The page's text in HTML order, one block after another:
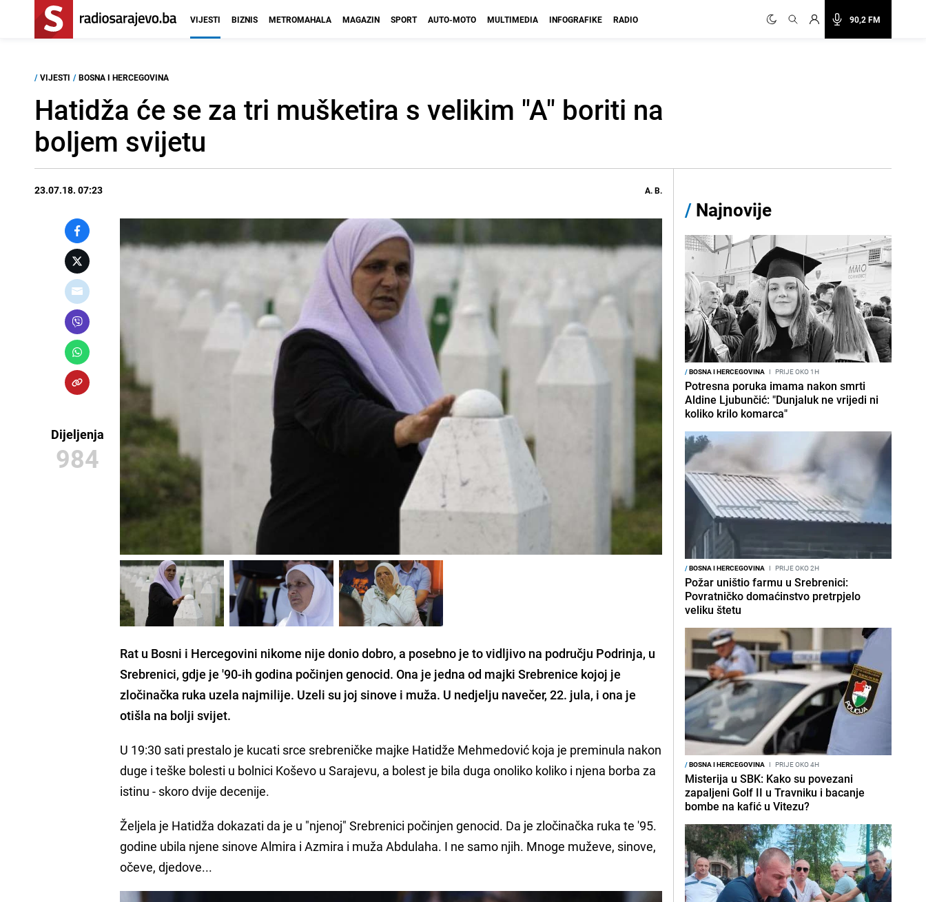
90,2 FM
VIJESTI BIZNIS METROMAHALA MAGAZIN SPORT AUTO-MOTO MULTIMEDIA INFOGRAFIKE RADIO
/ VIJESTI / BOSNA I HERCEGOVINA
Hatidža će se za tri mušketira s velikim "A" boriti na
boljem svijetu
23.07.18. 07:23 A. B.
Dijeljenja
984
Rat u Bosni i Hercegovini nikome nije donio dobro, a posebno je to vidljivo na području Podrinja, u
Srebrenici, gdje je '90-ih godina počinjen genocid. Ona je jedna od majki Srebrenice kojoj je
zločinačka ruka uzela najmilije. Uzeli su joj sinove i muža. U nedjelju navečer, 22. jula, i ona je
otišla na bolji svijet.
U 19:30 sati prestalo je kucati srce srebreničke majke Hatidže Mehmedović koja je preminula nakon
duge i teške bolesti u bolnici Koševo u Sarajevu, a bolest je bila duga onoliko koliko i njena borba za
istinu - skoro dvije decenije.
Željela je Hatidža dokazati da je u "njenoj" Srebrenici počinjen genocid. Da je zločinačka ruka te '95.
godine ubila njene sinove Almira i Azmira i muža Abdulaha. I ne samo njih. Mnoge muževe, sinove,
očeve, djedove...
/ Najnovije
/BOSNA I HERCEGOVINA I PRIJE OKO 1H
Potresna poruka imama nakon smrti
Aldine Ljubunčić: "Dunjaluk ne vrijedi ni
koliko krilo komarca"
/BOSNA I HERCEGOVINA I PRIJE OKO 2H
Požar uništio farmu u Srebrenici:
Povratničko domaćinstvo pretrpjelo
veliku štetu
/BOSNA I HERCEGOVINA I PRIJE OKO 4H
Misterija u SBK: Kako su povezani
zapaljeni Golf II u Travniku i bacanje
bombe na kafić u Vitezu?